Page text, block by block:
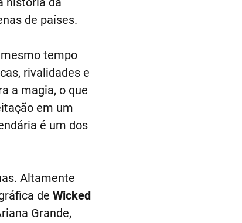
de países.
tempo
rivalidades e
a magia, o que
em um
é um dos
Altamente
de Wicked
Grande,